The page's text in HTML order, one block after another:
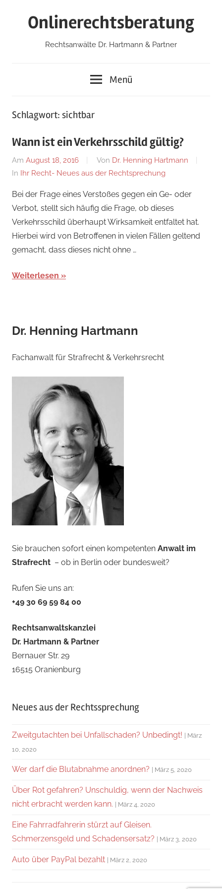
Onlinerechtsberatung
Rechtsanwälte Dr. Hartmann & Partner
Menü
Schlagwort: sichtbar
Wann ist ein Verkehrsschild gültig?
Am August 18, 2016 Von Dr. Henning Hartmann
In Ihr Recht- Neues aus der Rechtsprechung
Bei der Frage eines Verstoßes gegen ein Ge- oder
Verbot, stellt sich häufig die Frage, ob dieses
Verkehrsschild überhaupt Wirksamkeit entfaltet hat.
Hierbei wird von Betroffenen in vielen Fällen geltend
gemacht, dass dieses nicht ohne …
Weiterlesen
Dr. Henning Hartmann
Fachanwalt für Strafrecht & Verkehrsrecht
Sie brauchen sofort einen kompetenten Anwalt im
Strafrecht – ob in Berlin oder bundesweit?
Rufen Sie uns an:
+49 30 69 59 84 00
Rechtsanwaltskanzlei
Dr. Hartmann & Partner
Bernauer Str. 29
16515 Oranienburg
Neues aus der Rechtssprechung
Zweitgutachten bei Unfallschaden? Unbedingt!
März
10, 2020
Wer darf die Blutabnahme anordnen? März 5, 2020
Über Rot gefahren? Unschuldig, wenn der Nachweis
nicht erbracht werden kann.
März 4, 2020
Eine Fahrradfahrerin stürzt auf Gleisen.
Schmerzensgeld und Schadensersatz?
März 3, 2020
Auto über PayPal bezahlt März 2, 2020